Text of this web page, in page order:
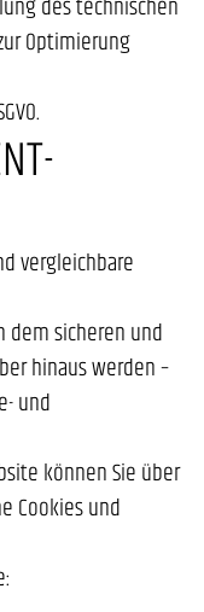
Optimierung
vergleichbare
dem sicheren und
hinaus werden –
und
können Sie über
Cookies und